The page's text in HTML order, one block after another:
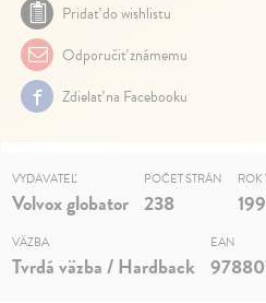
Pridať do wishlistu
Odporučiť známemu
Zdielať na Facebooku
VYDAVATEĽ
Volvox globator
POČET STRÁN
238
VÄZBA
Tvrdá väzba / Hardback
EAN